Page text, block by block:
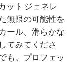
ット ジェネレ
無限の可能性を
ール、滑らかな
てみてくださ
も、プロフェッ